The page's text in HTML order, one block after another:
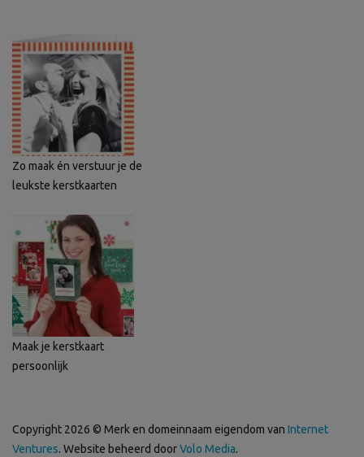
Zo maak én verstuur je de
leukste kerstkaarten
Maak je kerstkaart
persoonlijk
Copyright 2026 © Merk en domeinnaam eigendom van Internet
Ventures. Website beheerd doorVolo Media.